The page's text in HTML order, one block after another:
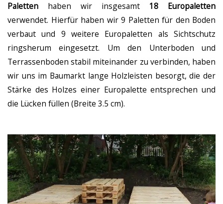
Paletten haben wir insgesamt 18 Europaletten
verwendet. Hierfür haben wir 9 Paletten für den Boden
verbaut und 9 weitere Europaletten als Sichtschutz
ringsherum eingesetzt. Um den Unterboden und
Terrassenboden stabil miteinander zu verbinden, haben
wir uns im Baumarkt lange Holzleisten besorgt, die der
Stärke des Holzes einer Europalette entsprechen und
die Lücken füllen (Breite 3.5 cm).